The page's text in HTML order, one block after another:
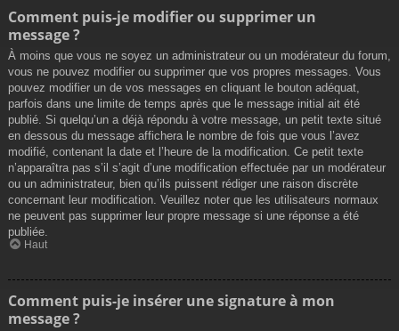
Comment puis-je modifier ou supprimer un
message ?
À moins que vous ne soyez un administrateur ou un modérateur du forum,
vous ne pouvez modifier ou supprimer que vos propres messages. Vous
pouvez modifier un de vos messages en cliquant le bouton adéquat,
parfois dans une limite de temps après que le message initial ait été
publié. Si quelqu’un a déjà répondu à votre message, un petit texte situé
en dessous du message affichera le nombre de fois que vous l’avez
modifié, contenant la date et l’heure de la modification. Ce petit texte
n’apparaîtra pas s’il s’agit d’une modification effectuée par un modérateur
ou un administrateur, bien qu’ils puissent rédiger une raison discrète
concernant leur modification. Veuillez noter que les utilisateurs normaux
ne peuvent pas supprimer leur propre message si une réponse a été
publiée.
Haut
Comment puis-je insérer une signature à mon
message ?